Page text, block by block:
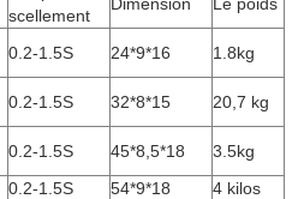
scellement
0.2-1.5S 24*9*16 1.8kg
0.2-1.5S 32*8*15 20,7 kg
0.2-1.5S 45*8,5*18
3.5kg
0.2-1.5S 54*9*18 4 kilos